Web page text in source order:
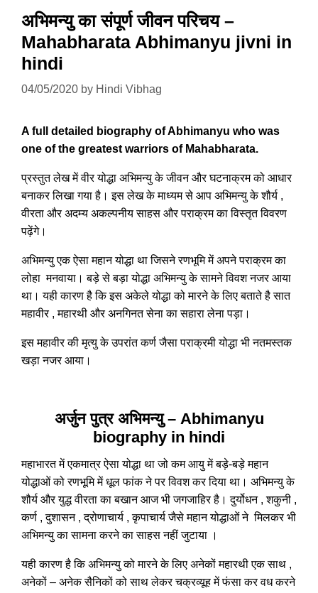
अभिमन्यु का संपूर्ण जीवन परिचय –
Mahabharata Abhimanyu jivni in
hindi
04/05/2020 by Hindi Vibhag
A full detailed biography of Abhimanyu who was
one of the greatest warriors of Mahabharata.
प्रस्तुत लेख में वीर योद्धा अभिमन्यु के जीवन और घटनाक्रम को आधार
बनाकर लिखा गया है। इस लेख के माध्यम से आप अभिमन्यु के शौर्य ,
वीरता और अदम्य अकल्पनीय साहस और पराक्रम का विस्तृत विवरण
पढ़ेंगे।
अभिमन्यु एक ऐसा महान योद्धा था जिसने रणभूमि में अपने पराक्रम का
लोहा मनवाया। बड़े से बड़ा योद्धा अभिमन्यु के सामने विवश नजर आया
था। यही कारण है कि इस अकेले योद्धा को मारने के लिए बताते है सात
महावीर , महारथी और अनगिनत सेना का सहारा लेना पड़ा।
इस महावीर की मृत्यु के उपरांत कर्ण जैसा पराक्रमी योद्धा भी नतमस्तक
खड़ा नजर आया।
अर्जुन पुत्र अभिमन्यु – Abhimanyu
biography in hindi
महाभारत में एकमात्र ऐसा योद्धा था जो कम आयु में बड़े-बड़े महान
योद्धाओं को रणभूमि में धूल फांक ने पर विवश कर दिया था। अभिमन्यु के
शौर्य और युद्ध वीरता का बखान आज भी जगजाहिर है। दुर्योधन , शकुनी ,
कर्ण , दुशासन , द्रोणाचार्य , कृपाचार्य जैसे महान योद्धाओं ने मिलकर भी
अभिमन्यु का सामना करने का साहस नहीं जुटाया ।
यही कारण है कि अभिमन्यु को मारने के लिए अनेकों महारथी एक साथ ,
अनेकों – अनेक सैनिकों को साथ लेकर चक्रव्यूह में फंसा कर वध करने